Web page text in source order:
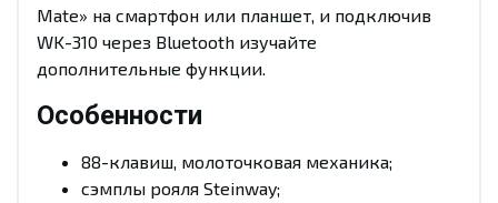
Mate» на смартфон или планшет, и подключив
WK-310 через Bluetooth изучайте
дополнительные функции.
Особенности
88-клавиш, молоточковая механика;
сэмплы рояля Steinway;